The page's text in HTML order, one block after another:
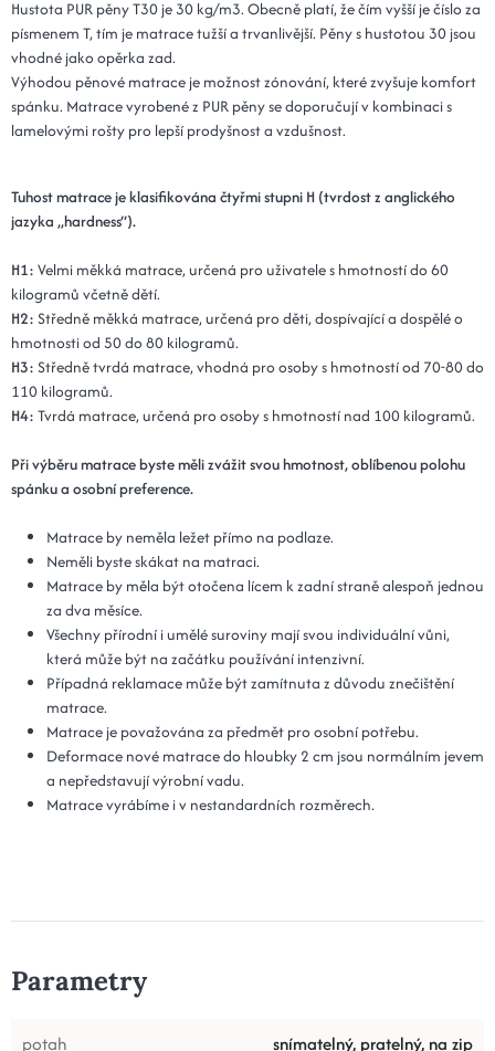
Hustota PUR pěny T30 je 30 kg/m3. Obecně platí, že čím vyšší je číslo za
písmenem T, tím je matrace tužší a trvanlivější. Pěny s hustotou 30 jsou
vhodné jako opěrka zad.
Výhodou pěnové matrace je možnost zónování, které zvyšuje komfort
spánku. Matrace vyrobené z PUR pěny se doporučují v kombinaci s
lamelovými rošty pro lepší prodyšnost a vzdušnost.
Tuhost matrace je klasifikována čtyřmi stupni H (tvrdost z anglického
jazyka „hardness“).
H1: Velmi měkká matrace, určená pro uživatele s hmotností do 60
kilogramů včetně dětí.
H2: Středně měkká matrace, určená pro děti, dospívající a dospělé o
hmotnosti od 50 do 80 kilogramů.
H3: Středně tvrdá matrace, vhodná pro osoby s hmotností od 70-80 do
110 kilogramů.
H4: Tvrdá matrace, určená pro osoby s hmotností nad 100 kilogramů.
Při výběru matrace byste měli zvážit svou hmotnost, oblíbenou polohu
spánku a osobní preference.
Matrace by neměla ležet přímo na podlaze.
Neměli byste skákat na matraci.
Matrace by měla být otočena lícem k zadní straně alespoň jednou
za dva měsíce.
Všechny přírodní i umělé suroviny mají svou individuální vůni,
která může být na začátku používání intenzivní.
Případná reklamace může být zamítnuta z důvodu znečištění
matrace.
Matrace je považována za předmět pro osobní potřebu.
Deformace nové matrace do hloubky 2 cm jsou normálním jevem
a nepředstavují výrobní vadu.
Matrace vyrábíme i v nestandardních rozměrech.
Parametry
potah snímatelný, pratelný, na zip